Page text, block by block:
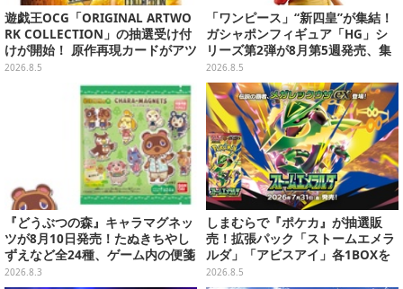
遊戯王OCG「ORIGINAL ARTWO
RK COLLECTION」の抽選受け付
けが開始！ 原作再現カードがアツ
いスペシャルパック
2026.8.5
「ワンピース」“新四皇”が集結！
ガシャポンフィギュア「HG」シ
リーズ第2弾が8月第5週発売、集
めて並べたくなるクオリティ
2026.8.5
『どうぶつの森』キャラマグネッ
ツが8月10日発売！たぬきちやし
ずえなど全24種、ゲーム内の便箋
風メモカード全10種も
2026.8.3
しまむらで『ポケカ』が抽選販
売！拡張パック「ストームエメラ
ルダ」「アビスアイ」各1BOXを
ラインナップ
2026.8.5